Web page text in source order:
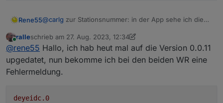
Rene55@carlg zur Stationsnummer: in der App sehe ich die
"https://globalpro.solarmanpv.com/station/main?
t=1693062079552&id=60xxxxxx1 ". Das sollte identisch
sein mit dem Ordner "solarmanpv.0.60xxxxxx1".
zu den Credentials: ich brauche alle 4 Einträge vom
ersten Tab, also: email, Password, APP-ID und APP-
Geheimnis
Online
ralleschrieb am 27. Aug. 2023, 12:34
zuletzt editiert von ralle
@rene55 Hallo, ich hab heut mal auf die Version 0.0.11
upgedatet, nun bekomme ich bei den beiden WR eine
Fehlermeldung.
deyeidc.0